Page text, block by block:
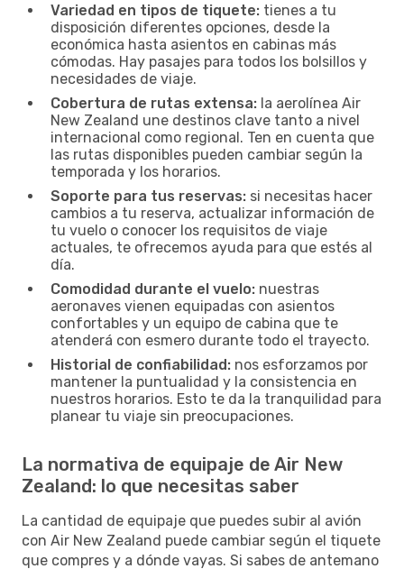
Variedad en tipos de tiquete: tienes a tu
disposición diferentes opciones, desde la
económica hasta asientos en cabinas más
cómodas. Hay pasajes para todos los bolsillos y
necesidades de viaje.
Cobertura de rutas extensa: la aerolínea Air
New Zealand une destinos clave tanto a nivel
internacional como regional. Ten en cuenta que
las rutas disponibles pueden cambiar según la
temporada y los horarios.
Soporte para tus reservas: si necesitas hacer
cambios a tu reserva, actualizar información de
tu vuelo o conocer los requisitos de viaje
actuales, te ofrecemos ayuda para que estés al
día.
Comodidad durante el vuelo: nuestras
aeronaves vienen equipadas con asientos
confortables y un equipo de cabina que te
atenderá con esmero durante todo el trayecto.
Historial de confiabilidad: nos esforzamos por
mantener la puntualidad y la consistencia en
nuestros horarios. Esto te da la tranquilidad para
planear tu viaje sin preocupaciones.
La normativa de equipaje de Air New
Zealand: lo que necesitas saber
La cantidad de equipaje que puedes subir al avión
con Air New Zealand puede cambiar según el tiquete
que compres y a dónde vayas. Si sabes de antemano